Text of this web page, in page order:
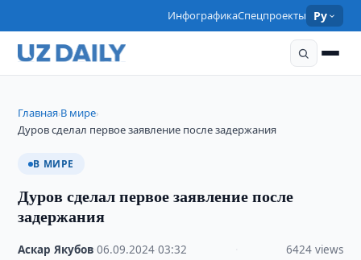
ИнфографикаСпецпроекты Ру
Главная›В мире›
Дуров сделал первое заявление после задержания
В МИРЕ
Дуров сделал первое заявление после
задержания
Аскар Якубов ·06.09.2024 ·03:32 6424 views